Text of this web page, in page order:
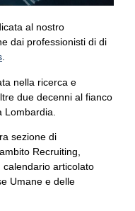
al nostro
dai professionisti di di
.
nella ricerca e
due decenni al fianco
sezione di
Recruiting,
articolato
Umane e delle